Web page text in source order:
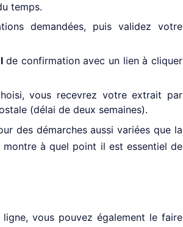
temps.
demandées, puis validez votre
de confirmation avec un lien à cliquer
vous recevrez votre extrait par
(délai de deux semaines).
des démarches aussi variées que la
à quel point il est essentiel de
ligne, vous pouvez également le faire